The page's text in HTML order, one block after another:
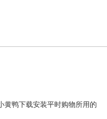
鸭下载安装平时购物所用的